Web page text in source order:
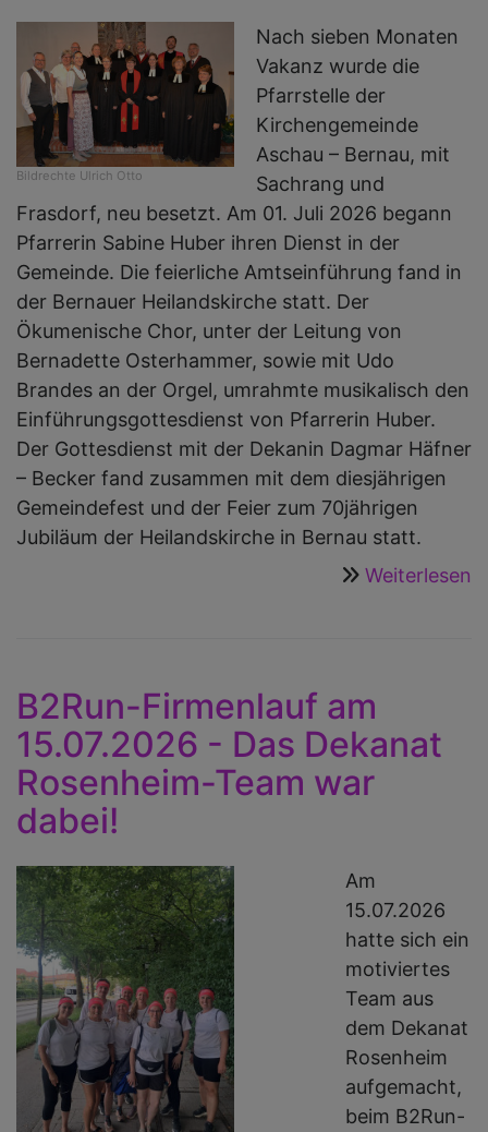
Bildrechte Ulrich Otto
Nach sieben Monaten
Vakanz wurde die
Pfarrstelle der
Kirchengemeinde
Aschau – Bernau, mit
Sachrang und
Frasdorf, neu besetzt. Am 01. Juli 2026 begann
Pfarrerin Sabine Huber ihren Dienst in der
Gemeinde. Die feierliche Amtseinführung fand in
der Bernauer Heilandskirche statt. Der
Ökumenische Chor, unter der Leitung von
Bernadette Osterhammer, sowie mit Udo
Brandes an der Orgel, umrahmte musikalisch den
Einführungsgottesdienst von Pfarrerin Huber.
Der Gottesdienst mit der Dekanin Dagmar Häfner
– Becker fand zusammen mit dem diesjährigen
Gemeindefest und der Feier zum 70jährigen
Jubiläum der Heilandskirche in Bernau statt.
Weiterlesen
B2Run-Firmenlauf am
15.07.2026 - Das Dekanat
Rosenheim-Team war
dabei!
Am
15.07.2026
hatte sich ein
motiviertes
Team aus
dem Dekanat
Rosenheim
aufgemacht,
beim B2Run-